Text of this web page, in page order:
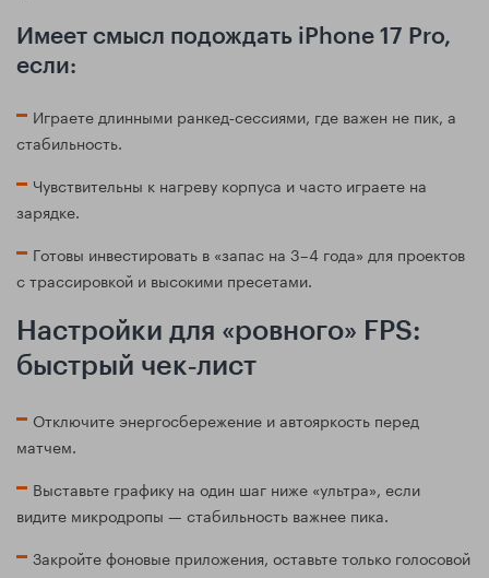
Имеет смысл подождать iPhone 17 Pro,
если:
Играете длинными ранкед‑сессиями, где важен не пик, а
стабильность.
Чувствительны к нагреву корпуса и часто играете на
зарядке.
Готовы инвестировать в «запас на 3–4 года» для проектов
с трассировкой и высокими пресетами.
Настройки для «ровного» FPS:
быстрый чек‑лист
Отключите энергосбережение и автояркость перед
матчем.
Выставьте графику на один шаг ниже «ультра», если
видите микродропы — стабильность важнее пика.
Закройте фоновые приложения, оставьте только голосовой